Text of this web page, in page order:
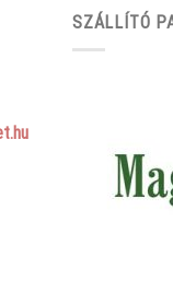
SZÁLLÍTÓ